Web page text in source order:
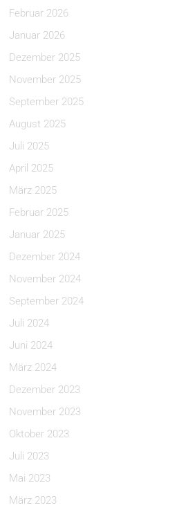
Februar 2026
Januar 2026
Dezember 2025
November 2025
September 2025
August 2025
Juli 2025
April 2025
März 2025
Februar 2025
Januar 2025
Dezember 2024
November 2024
September 2024
Juli 2024
Juni 2024
März 2024
Dezember 2023
November 2023
Oktober 2023
Juli 2023
Mai 2023
März 2023